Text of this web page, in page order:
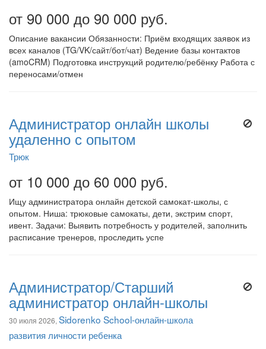
от 90 000 до 90 000 руб.
Описание вакансии Обязанности: Приём входящих заявок из
всех каналов (TG/VK/сайт/бот/чат) Ведение базы контактов
(amoCRM) Подготовка инструкций родителю/ребёнку Работа с
переносами/отмен
Администратор онлайн школы
удаленно с опытом
Трюк
от 10 000 до 60 000 руб.
Ищу администратора онлайн детской самокат-школы, с
опытом. Ниша: трюковые самокаты, дети, экстрим спорт,
ивент. Задачи: Выявить потребность у родителей, заполнить
расписание тренеров, проследить успе
Администратор/Старший
администратор онлайн-школы
30 июля 2026, Sidorenko School-онлайн-школа
развития личности ребенка